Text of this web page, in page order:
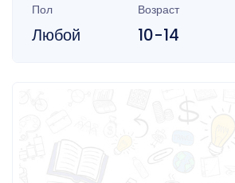
Пол
Любой
Возраст
10-14